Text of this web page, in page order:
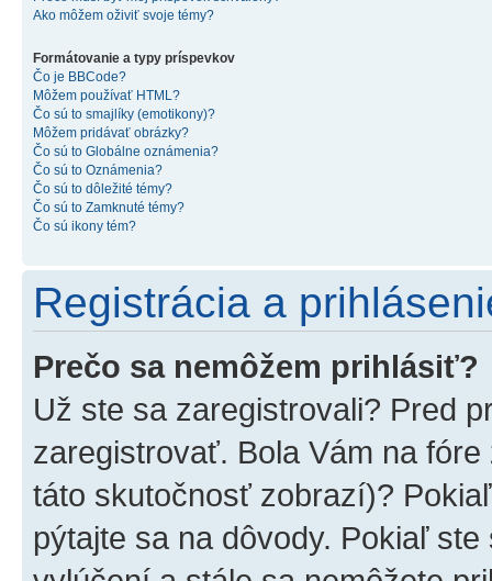
Ako môžem oživiť svoje témy?
Formátovanie a typy príspevkov
Čo je BBCode?
Môžem používať HTML?
Čo sú to smajlíky (emotikony)?
Môžem pridávať obrázky?
Čo sú to Globálne oznámenia?
Čo sú to Oznámenia?
Čo sú to dôležité témy?
Čo sú to Zamknuté témy?
Čo sú ikony tém?
Registrácia a
Prečo sa nemôžem prihlásiť?
Už ste sa zaregistrovali? Pred
zaregistrovať. Bola Vám na
táto skutočnosť zobrazí)?
pýtajte sa na dôvody. Pokiaľ